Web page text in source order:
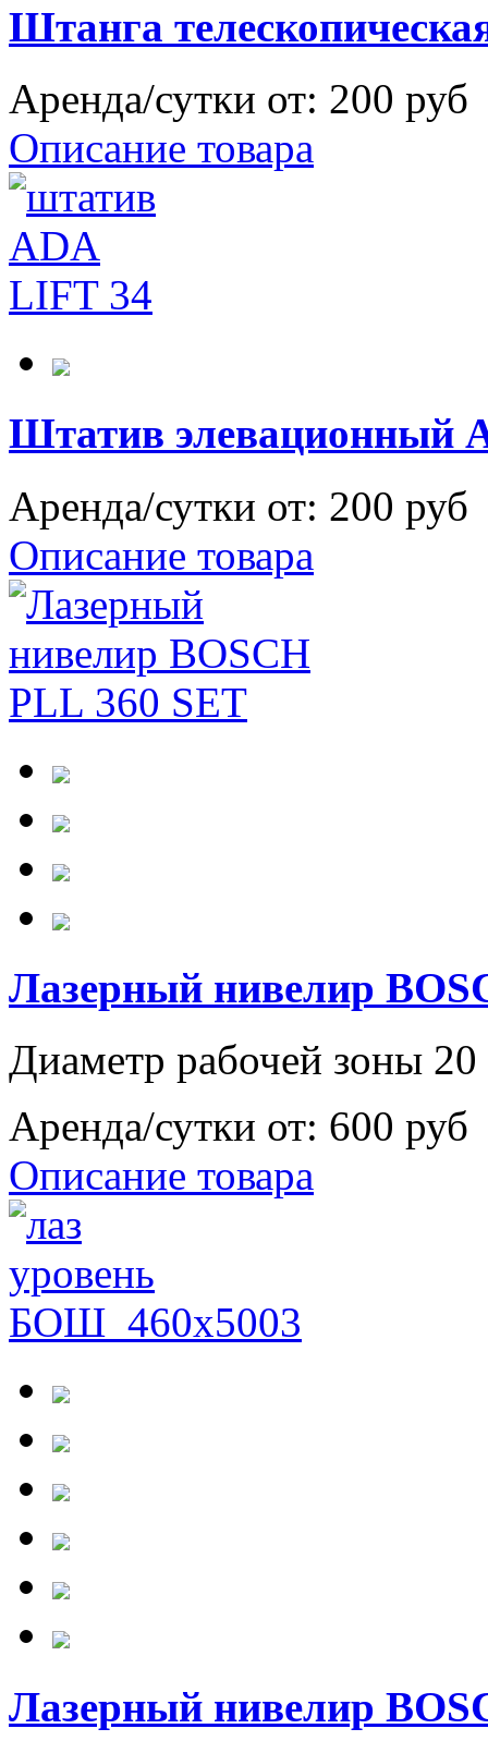
Штанга
Аренда/сутки от: 200 руб
Описание товара
Штатив элевационный
Аренда/сутки от: 200 руб
Описание товара
Лазерный нивелир
Диаметр рабочей зоны
Аренда/сутки от: 600 руб
Описание товара
Лазерный нивелир